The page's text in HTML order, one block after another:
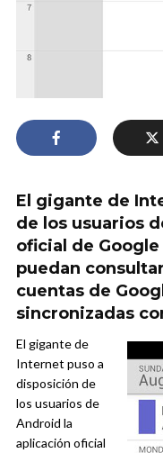
El gigante de
de los usuarios
oficial de
puedan
cuentas de
sincronizadas
El gigante de
Internet puso a
disposición de
los usuarios de
Android la
aplicación oficial